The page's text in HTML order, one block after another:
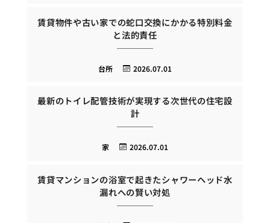
賃貸物件や古い家での蛇口交換にかかる特別料金
と法的責任
2026.07.01
台所
最新のトイレ配管技術が実現する次世代の住宅設
計
2026.07.01
家
賃貸マンションの浴室で起きたシャワーヘッド水
漏れへの賢い対処